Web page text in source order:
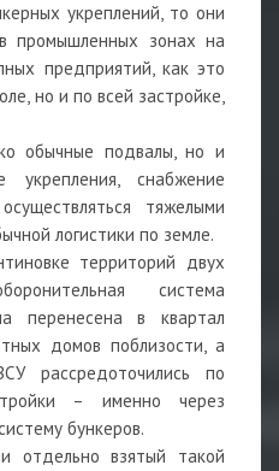
укреплений, то они
промышленных зонах на
предприятий, как это
но и по всей застройке,
обычные подвалы, но и
укрепления, снабжение
тяжелыми
логистики по земле.
территорий двух
система
перенесена в квартал
домов поблизости, а
рассредоточились по
– именно через
бункеров.
отдельно взятый такой